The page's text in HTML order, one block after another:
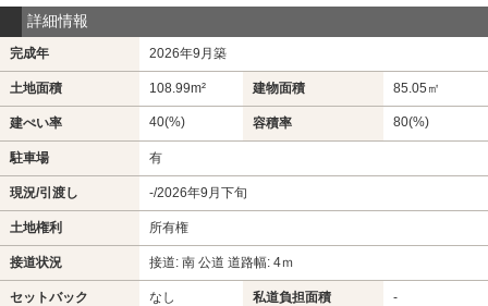
詳細情報
完成年 2026年9月築
土地面積 108.99m² 建物面積 85.05㎡
建ぺい率 40(%) 容積率 80(%)
駐車場 有
現況/引渡し -/2026年9月下旬
土地権利 所有権
接道状況 接道: 南 公道 道路幅: 4ｍ
セットバック なし 私道負担面積 -